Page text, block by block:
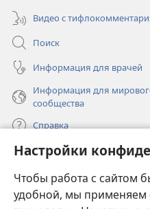
Настройки
Чтобы работа с сайтом
удобной, мы применяем
Видео с
Поиск
Информация для врачей
Информация для
сообщества
Справка
Пожертвования
в
новом
окне)
ОНЛАЙН-БИБЛИОТЕКА
(открывается